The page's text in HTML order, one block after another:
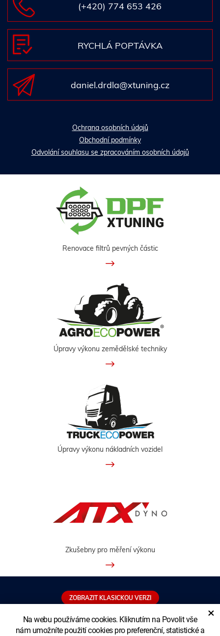
Na webu používáme cookies. Kliknutím na Povolit vše
nám umožníte použití cookies pro preferenční, statistické a
×
(+420) 774 653 426
RYCHLÁ POPTÁVKA
daniel.drdla@xtuning.cz
Ochrana osobních údajů
Obchodní podmínky
Odvolání souhlasu se zpracováním osobních údajů
Renovace filtrů pevných částic
Úpravy výkonu zemědělské techniky
Úpravy výkonu nákladních vozidel
Zkušebny pro měření výkonu
ZOBRAZIT KLASICKOU VERZI